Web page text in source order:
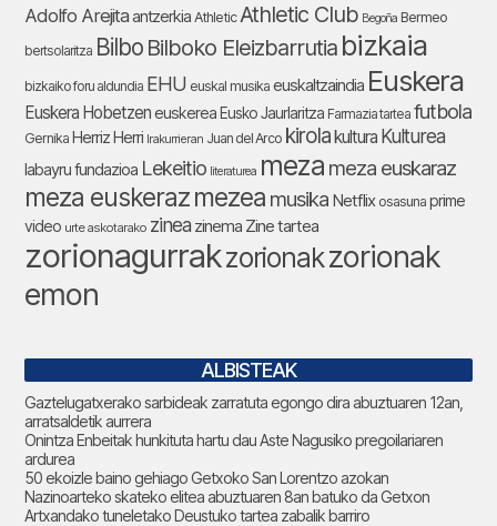
Adolfo Arejitaantzerkia Athletic Athletic Club Begoña Bermeo
bertsolaritza Bilbo Bilboko Eleizbarrutia bizkaia
bizkaiko foru aldundia EHU euskal musika euskaltzaindia Euskera
Euskera Hobetzeneuskerea Eusko Jaurlaritza Farmazia tartea futbola
Gernika Herriz Herri Irakurrieran Juan del Arco kirolakultura Kulturea
labayru fundazioa Lekeitio literaturea meza meza euskaraz
meza euskerazmezea musika Netflix osasuna prime
video urte askotarako zinea zinema Zine tartea
zorionagurrakzorionakzorionak
emon
ALBISTEAK
Gaztelugatxerako sarbideak zarratuta egongo dira abuztuaren 12an,
arratsaldetik aurrera
Onintza Enbeitak hunkituta hartu dau Aste Nagusiko pregoilariaren
ardurea
50 ekoizle baino gehiago Getxoko San Lorentzo azokan
Nazinoarteko skateko elitea abuztuaren 8an batuko da Getxon
Artxandako tuneletako Deustuko tartea zabalik barriro